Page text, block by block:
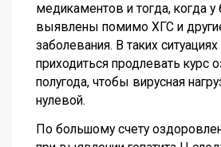
медикаментов и тогда, когда
выявлены помимо ХГС и
заболевания. В таких
приходиться продлевать курс
полугода, чтобы вирусная
нулевой.
По большому счету